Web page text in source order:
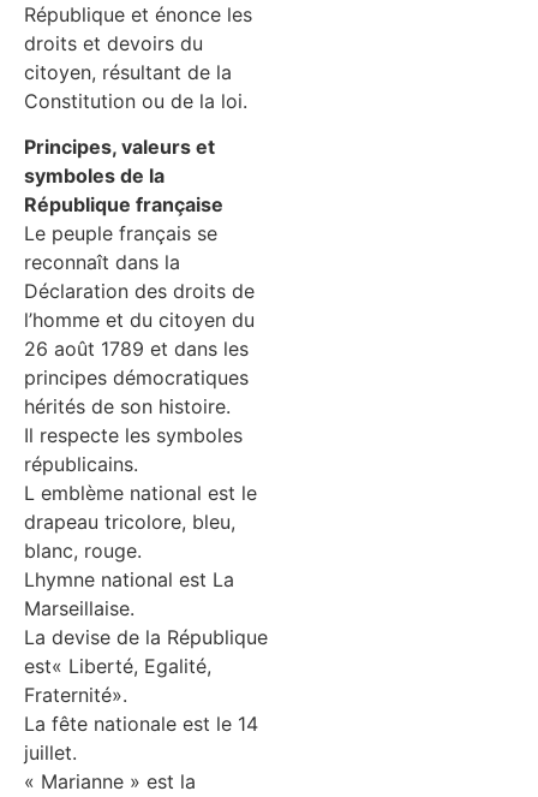
République et énonce les
droits et devoirs du
citoyen, résultant de la
Constitution ou de la loi.
Principes, valeurs et
symboles de la
République française
Le peuple français se
reconnaît dans la
Déclaration des droits de
l’homme et du citoyen du
26 août 1789 et dans les
principes démocratiques
hérités de son histoire.
Il respecte les symboles
républicains.
L emblème national est le
drapeau tricolore, bleu,
blanc, rouge.
Lhymne national est La
Marseillaise.
La devise de la République
est« Liberté, Egalité,
Fraternité».
La fête nationale est le 14
juillet.
« Marianne » est la